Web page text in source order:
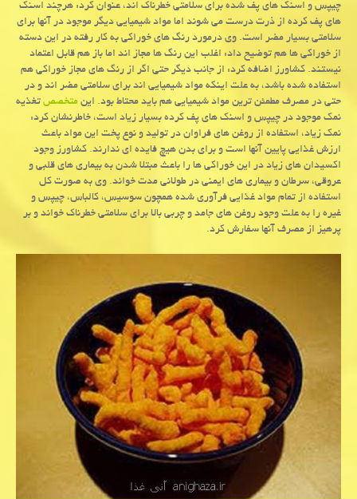
چیپس و اسنك های پف شده برای سلامتی خطرناك اند، عنوان كرد: هرچند اسنك
های پف كرده از ذرت درست می شوند اما مواد شیمیایی دیگر موجود در آنها برای
سلامتی بسیار مضر است. وی درمورد رنگ های خوراكی به كار رفته در این دسته
از خوراكی ها هم توضیح داد: اغلب این رنگ ها مجاز اند اما باز هم قابل اعتماد
نیستند. كشاورز اضافه كرد: از جانب دیگر حتی اگر از رنگ های مجاز خوراكی هم
استفاده شده باشد، به علت اینكه مواد شیمیایی اند برای سلامتی مضر اند و در
حتی در مصرف مطمئن ترین مواد شیمیایی هم باید محتاط بود. اینمتخصصتغذیه
نمك موجود در چیپس و اسنك های پف كرده بسیار زیاد است، خاطرنشان كرد:
نمك زیاد، استفاده از روغن های فراوان در تولید و نوع پخت این مواد باعث
ارزش غذایی پایین آنها است و برای بدن هیچ فایده ای ندارند. كشاورز وجود
اكسیدان های زیاد در این خوراكی ها را باعث مبتلا شدن به بیماری های قلبی و
عروقی، سرطان و بیماری های ایمنی در طولانی مدت خواند. وی به صورت كل
استفاده از تمام مواد غذایی فرآوری شده همچون سوسیس، كالباس، چیپس و
غیره را به علت وجود روغن های جامد و چربی بالا برای سلامتی خطرناك خواند و بر
پرهیز از مصرف آنها سفارش كرد.